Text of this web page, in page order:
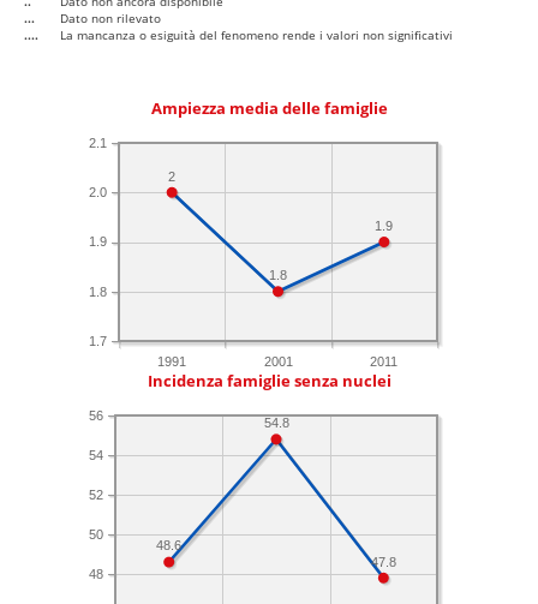
...
Dato non rilevato
....
La mancanza o esiguità del fenomeno rende i valori non significativi
Ampiezza media delle famiglie
1991 2001 2011
1.7
1.8
1.9
2.0
2.1
1.9
1.8
2
Incidenza famiglie senza nuclei
48
50
52
54
56
47.8
54.8
48.6